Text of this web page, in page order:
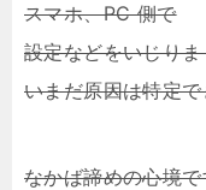
スマホ、PC 側で
設定などをいじり
いまだ原因は特定
なかば諦めの心境